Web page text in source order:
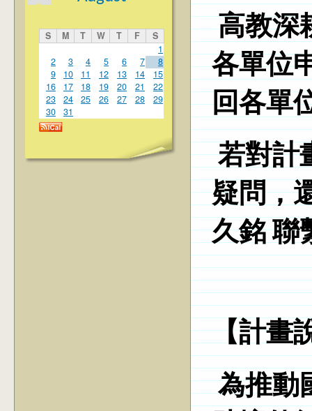
S M T W T F
S
1
2
3 4 5 6 7
8
9
10 11 12 13 14
15
16
17 18 19 20 21
22
23
24 25 26 27 28
29
30
31
高教深
各單位
回各單
若對計
疑問，
久銘 聯
【計畫
為推動